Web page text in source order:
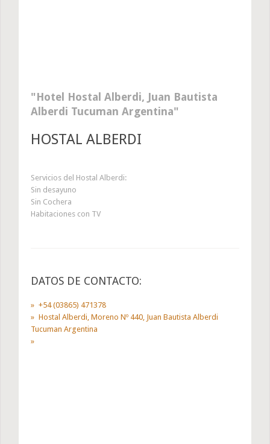
Hotel Hostal Alberdi, Juan Bautista
Alberdi Tucuman Argentina
HOSTAL ALBERDI
Servicios del Hostal Alberdi:
Sin desayuno
Sin Cochera
Habitaciones con TV
DATOS DE CONTACTO:
+54 (03865) 471378
Hostal Alberdi, Moreno Nº 440, Juan Bautista Alberdi
Tucuman Argentina